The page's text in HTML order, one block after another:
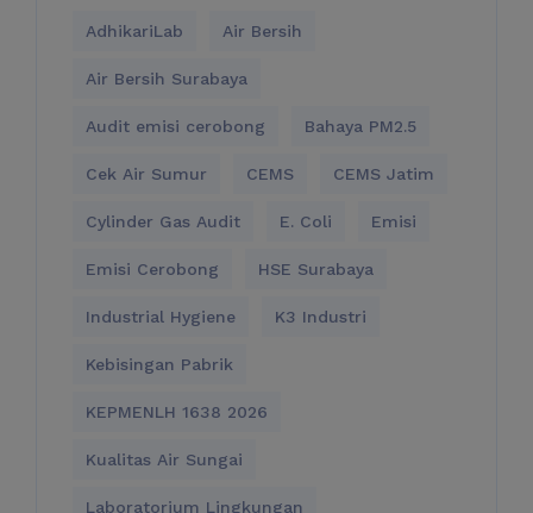
AdhikariLab Air Bersih
Air Bersih Surabaya
Audit emisi cerobong Bahaya PM2.5
Cek Air Sumur CEMS CEMS Jatim
Cylinder Gas Audit E. Coli Emisi
Emisi Cerobong HSE Surabaya
Industrial Hygiene K3 Industri
Kebisingan Pabrik
KEPMENLH 1638 2026
Kualitas Air Sungai
Laboratorium Lingkungan